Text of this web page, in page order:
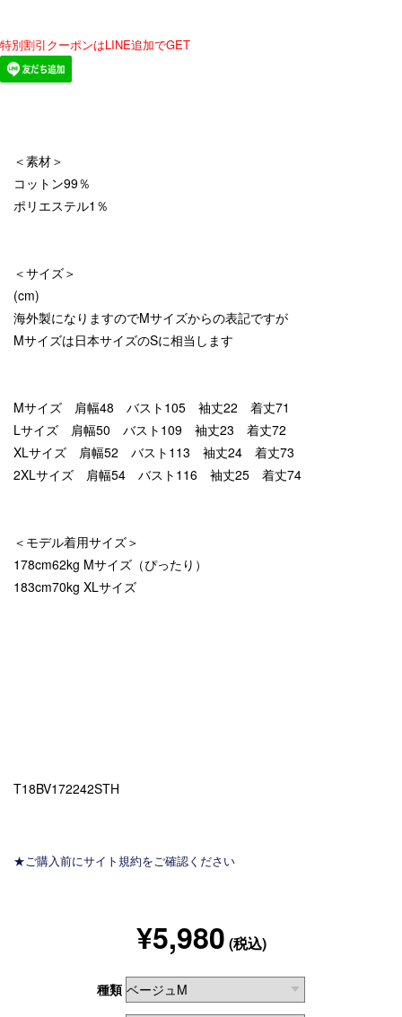
特別割引クーポンはLINE追加でGET
＜素材＞
コットン99％
ポリエステル1％
＜サイズ＞
(cm)
海外製になりますのでMサイズからの表記ですが
Mサイズは日本サイズのSに相当します
Mサイズ 肩幅48 バスト105 袖丈22 着丈71
Lサイズ 肩幅50 バスト109 袖丈23 着丈72
XLサイズ 肩幅52 バスト113 袖丈24 着丈73
2XLサイズ 肩幅54 バスト116 袖丈25 着丈74
＜モデル着用サイズ＞
178cm62kg Mサイズ（ぴったり）
183cm70kg XLサイズ
T18BV172242STH
★ご購入前にサイト規約をご確認ください
¥5,980 (税込)
種類